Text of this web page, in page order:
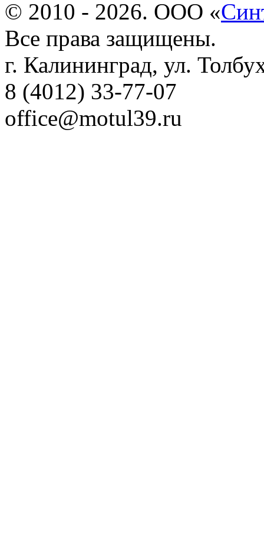
© 2010 - 2026. ООО «
Все права защищены.
г. Калининград, ул.
8 (4012) 33-77-07
office@motul39.ru